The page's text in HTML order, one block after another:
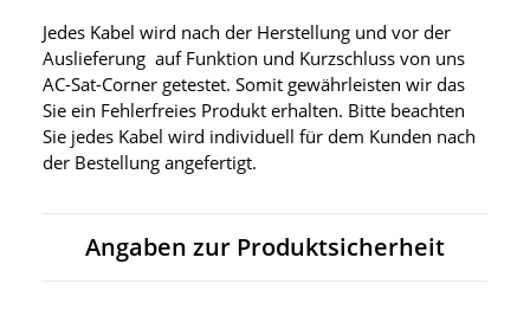
Jedes Kabel wird nach der Herstellung und vor der
Auslieferung auf Funktion und Kurzschluss von uns
AC-Sat-Corner getestet. Somit gewährleisten wir das
Sie ein Fehlerfreies Produkt erhalten. Bitte beachten
Sie jedes Kabel wird individuell für dem Kunden nach
der Bestellung angefertigt.
Angaben zur Produktsicherheit